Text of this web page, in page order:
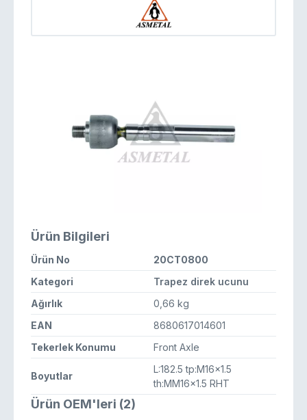
Ürün Bilgileri
Ürün No
20CT0800
Kategori
Trapez direk ucunu
Ağırlık
0,66 kg
EAN
8680617014601
Tekerlek Konumu
Front Axle
Boyutlar
L:182.5 tp:M16x1.5
th:MM16x1.5 RHT
Ürün OEM'leri (2)